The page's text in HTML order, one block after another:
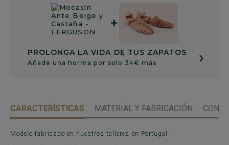
PROLONGA LA VIDA DE TUS ZAPATOS
Añade una horma por solo 34€ más ›
+
CARACTERÍSTICAS MATERIAL Y FABRICACIÓN
Modelo fabricado en nuestros talleres en Portugal.